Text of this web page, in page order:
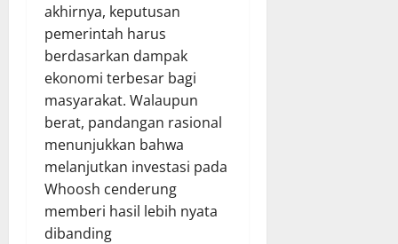
akhirnya, keputusan
pemerintah harus
berdasarkan dampak
ekonomi terbesar bagi
masyarakat. Walaupun
berat, pandangan rasional
menunjukkan bahwa
melanjutkan investasi pada
Whoosh cenderung
memberi hasil lebih nyata
dibanding